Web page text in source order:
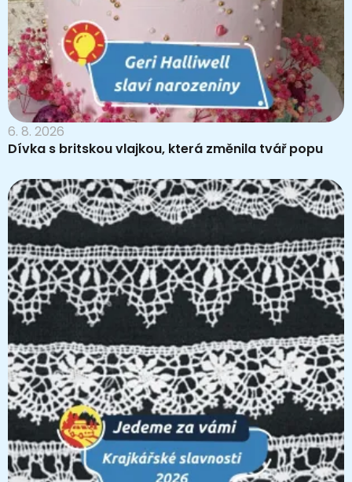
6. 8. 2026
Dívka s britskou vlajkou, která změnila tvář popu